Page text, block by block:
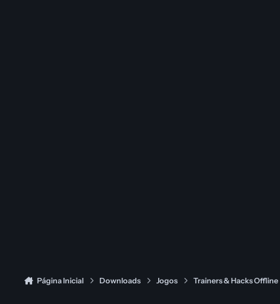
Página Inicial Downloads Jogos Trainers & Hacks Offline